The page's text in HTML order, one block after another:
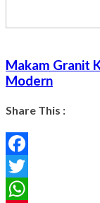
Makam Granit
Modern
Share This :
Facebook
Twitter